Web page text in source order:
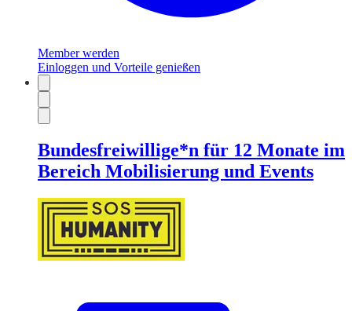
Member werden
Einloggen und Vorteile genießen
Bundesfreiwillige*n für 12 Monate im
Bereich Mobilisierung und Events